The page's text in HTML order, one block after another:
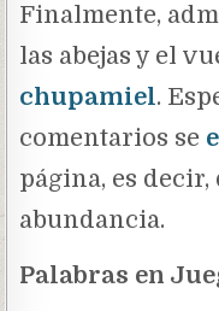
Finalmente,
las abejas y el
chupamiel.
comentarios se
página, es
abundancia.
Palabras en